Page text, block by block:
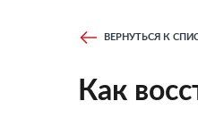
ВЕРНУТЬСЯ К
Как